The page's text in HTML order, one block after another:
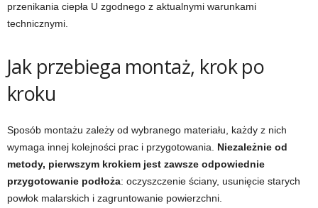
przenikania ciepła U zgodnego z aktualnymi warunkami
technicznymi.
Jak przebiega montaż, krok po
kroku
Sposób montażu zależy od wybranego materiału, każdy z nich
wymaga innej kolejności prac i przygotowania. Niezależnie od
metody, pierwszym krokiem jest zawsze odpowiednie
przygotowanie podłoża: oczyszczenie ściany, usunięcie starych
powłok malarskich i zagruntowanie powierzchni.